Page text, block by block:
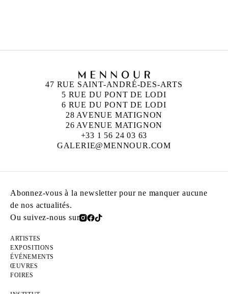
47 RUE SAINT-ANDRÉ-DES-ARTS
5 RUE DU PONT DE LODI
6 RUE DU PONT DE LODI
28 AVENUE MATIGNON
26 AVENUE MATIGNON
+33 1 56 24 03 63
GALERIE@MENNOUR.COM
Abonnez-vous à la newsletter pour ne manquer aucune
de nos actualités.
Ou suivez-nous sur
ARTISTES
EXPOSITIONS
ÉVÉNEMENTS
ŒUVRES
FOIRES